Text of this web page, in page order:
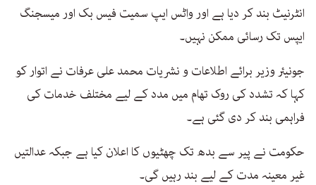
انٹرنیٹ بند کر دیا ہے اور واٹس ایپ سمیت فیس بک اور میسجنگ
ایپس تک رسائی ممکن نہیں۔
جونیئر وزیر برائے اطلاعات و نشریات محمد علی عرفات نے اتوار کو
کہا کہ تشدد کی روک تھام میں مدد کے لیے مختلف خدمات کی
فراہمی بند کر دی گئی ہے۔
حکومت نے پیر سے بدھ تک چھٹیوں کا اعلان کیا ہے جبکہ عدالتیں
غیر معینہ مدت کے لیے بند رہیں گی۔